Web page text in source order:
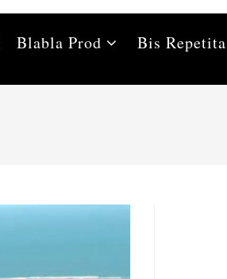
Blabla Prod Bis Repetita